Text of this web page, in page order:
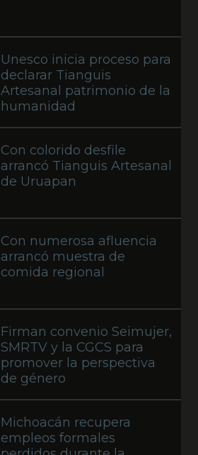
Unesco inicia proceso para
declarar Tianguis
Artesanal patrimonio de la
humanidad
Con colorido desfile
arrancó Tianguis Artesanal
de Uruapan
Con numerosa afluencia
arrancó muestra de
comida regional
Firman convenio Seimujer,
SMRTV y la CGCS para
promover la perspectiva
de género
Michoacán recupera
empleos formales